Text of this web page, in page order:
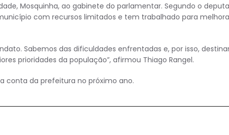
Mosquinha, ao gabinete do parlamentar. Segundo o
com recursos limitados e tem trabalhado para
Sabemos das dificuldades enfrentadas e, por isso,
prioridades da população”, afirmou Thiago Rangel.
conta da prefeitura no próximo ano.